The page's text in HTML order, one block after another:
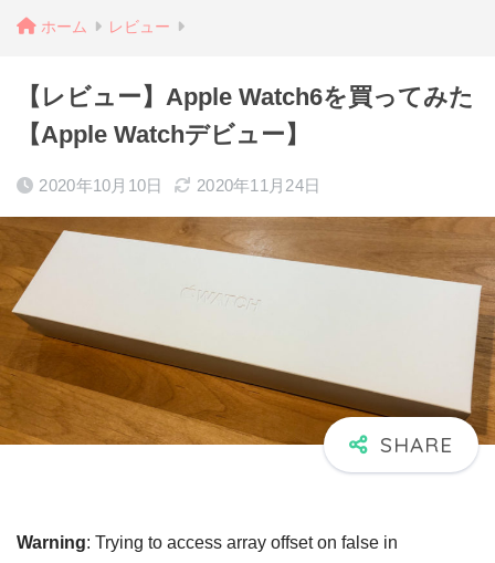
ホーム レビュー
【レビュー】Apple Watch6を買ってみた
【Apple Watchデビュー】
2020年10月10日 2020年11月24日
Warning: Trying to access array offset on false in